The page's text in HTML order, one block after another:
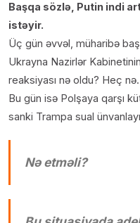
Başqa sözlə, Putin indi
istəyir.
Üç gün əvvəl, müharibə
Ukrayna Nazirlər
reaksiyası nə oldu? Heç nə.
Bu gün isə Polşaya qarşı
sanki Trampa sual
Nə etməli?